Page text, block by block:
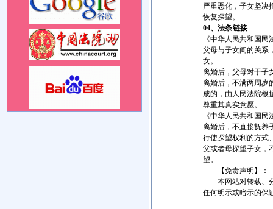
严重恶化，子女坚决
恢复探望。
04、 法条链接
《中华人民共和国
父母与子女间的关系
女。
离婚后，父母对于子
离婚后，不满两周岁
成的，由人民法院根
尊重其真实意愿。
《中华人民共和国
离婚后，不直接抚养
行使探望权利的方式
父或者母探望子女，
望。
【免责声明】：
本网站对转载、分
任何明示或暗示的保